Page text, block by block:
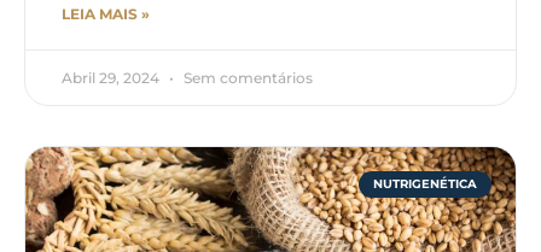
LEIA MAIS »
Abril 29, 2024 Sem comentários
NUTRIGENÉTICA